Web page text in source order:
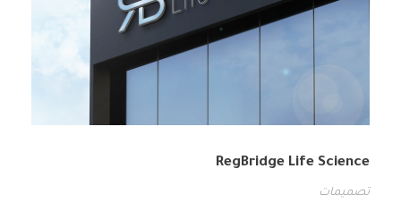
RegBridge Life Science
تصميمات